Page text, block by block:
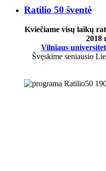
Ratilio 50 šventė
Kviečiame visų laikų
2018
Vilniaus
Švęskime seniausio